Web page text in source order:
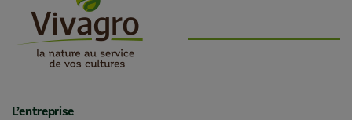
L’entreprise